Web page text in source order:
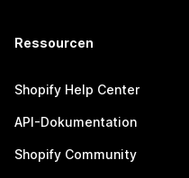
Ressourcen
Shopify Help Center
API-Dokumentation
Shopify Community